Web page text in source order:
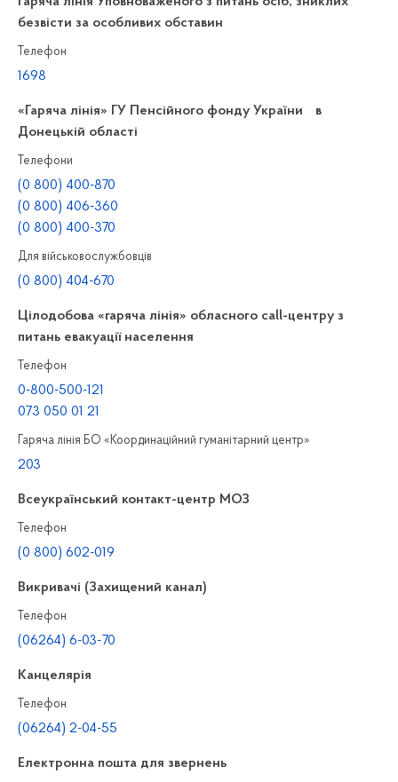
безвісти за особливих обставин
Телефон
1698
«Гаряча лінія» ГУ Пенсійного фонду України в
Донецькій області
Телефони
(0 800) 400-870
(0 800) 406-360
(0 800) 400-370
Для військовослужбовців
(0 800) 404-670
Цілодобова «гаряча лінія» обласного call-центру з
питань евакуації населення
Телефон
0-800-500-121
073 050 01 21
Гаряча лінія БО «Координаційний гуманітарний центр»
203
Всеукраїнський контакт-центр МОЗ
Телефон
(0 800) 602-019
Викривачі (Захищений канал)
Телефон
(06264) 6-03-70
Канцелярiя
Телефон
(06264) 2-04-55
Електронна пошта для звернень